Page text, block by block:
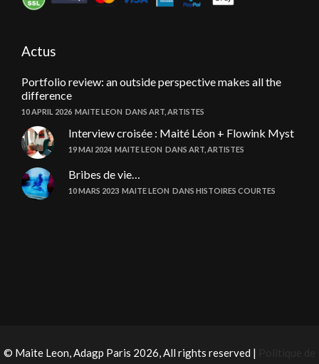
Actus
Portfolio review: an outside perspective makes all the
difference
10 APRIL 2026 MAITE LEON DANS ART ARTISTES
Interview croisée : Maité Léon + Flowink Myst
19 MAI 2024 MAITE LEON DANS ART ARTISTES
Bribes de vie…
10 MARS 2023 MAITE LEON DANS HISTOIRES COURTES
© Maite Leon, Adagp Paris 2026, All rights reserved |